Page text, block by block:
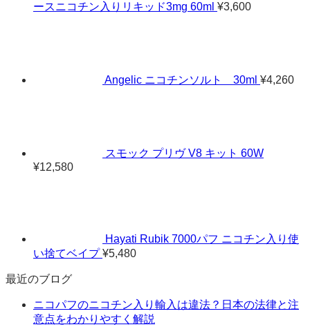
ースニコチン入りリキッド3mg 60ml ¥3,600
Angelic ニコチンソルト 30ml ¥4,260
スモック プリヴ V8 キット 60W
¥12,580
Hayati Rubik 7000パフ ニコチン入り使
い捨てベイプ ¥5,480
最近のブログ
ニコパフのニコチン入り輸入は違法？日本の法律と注
意点をわかりやすく解説